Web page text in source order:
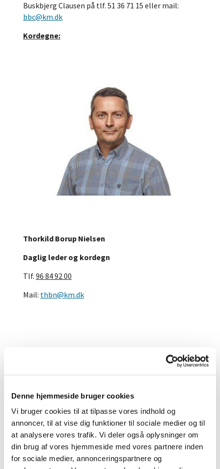
Denne hjemmeside bruger cookies
Vi bruger cookies til at tilpasse vores indhold og
annoncer, til at vise dig funktioner til sociale medier og til
at analysere vores trafik. Vi deler også oplysninger om
din brug af vores hjemmeside med vores partnere inden
for sociale medier, annonceringspartnere og
Buskbjerg Clausen på tlf. 51 36 71 15 eller mail:
bbc@km.dk
Kordegne:
Thorkild Borup Nielsen
Daglig leder og kordegn
Tlf. 96 84 92 00
Mail: thbn@km.dk